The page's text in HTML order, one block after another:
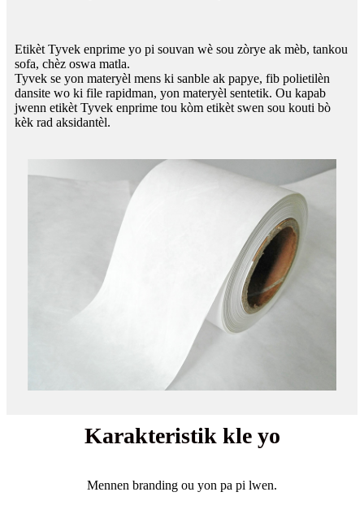
Etikèt Tyvek enprime yo pi souvan wè sou zòrye ak mèb, tankou
sofa, chèz oswa matla.
Tyvek se yon materyèl mens ki sanble ak papye, fib polietilèn
dansite wo ki file rapidman, yon materyèl sentetik. Ou kapab
jwenn etikèt Tyvek enprime tou kòm etikèt swen sou kouti bò
kèk rad aksidantèl.
Karakteristik kle yo
Mennen branding ou yon pa pi lwen.